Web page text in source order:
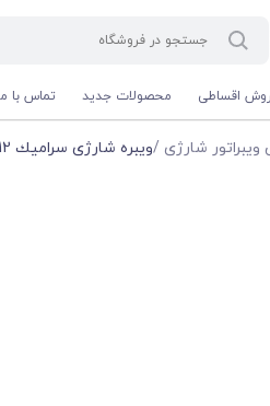
اقساطی محصولات جدید تماس با
شارژی /ويبره شارژی سراميك 12 ولت -TAP E